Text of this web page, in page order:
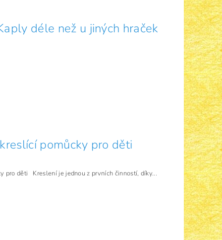
déle než u jiných hraček
pomůcky pro děti
pro děti Kreslení je jednou z prvních činností, díky...